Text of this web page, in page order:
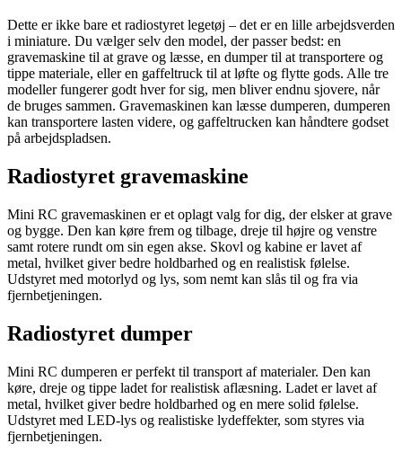
Dette er ikke bare et radiostyret legetøj – det er en lille arbejdsverden
i miniature. Du vælger selv den model, der passer bedst: en
gravemaskine til at grave og læsse, en dumper til at transportere og
tippe materiale, eller en gaffeltruck til at løfte og flytte gods. Alle tre
modeller fungerer godt hver for sig, men bliver endnu sjovere, når
de bruges sammen. Gravemaskinen kan læsse dumperen, dumperen
kan transportere lasten videre, og gaffeltrucken kan håndtere godset
på arbejdspladsen.
Radiostyret gravemaskine
Mini RC gravemaskinen er et oplagt valg for dig, der elsker at grave
og bygge. Den kan køre frem og tilbage, dreje til højre og venstre
samt rotere rundt om sin egen akse. Skovl og kabine er lavet af
metal, hvilket giver bedre holdbarhed og en realistisk følelse.
Udstyret med motorlyd og lys, som nemt kan slås til og fra via
fjernbetjeningen.
Radiostyret dumper
Mini RC dumperen er perfekt til transport af materialer. Den kan
køre, dreje og tippe ladet for realistisk aflæsning. Ladet er lavet af
metal, hvilket giver bedre holdbarhed og en mere solid følelse.
Udstyret med LED-lys og realistiske lydeffekter, som styres via
fjernbetjeningen.